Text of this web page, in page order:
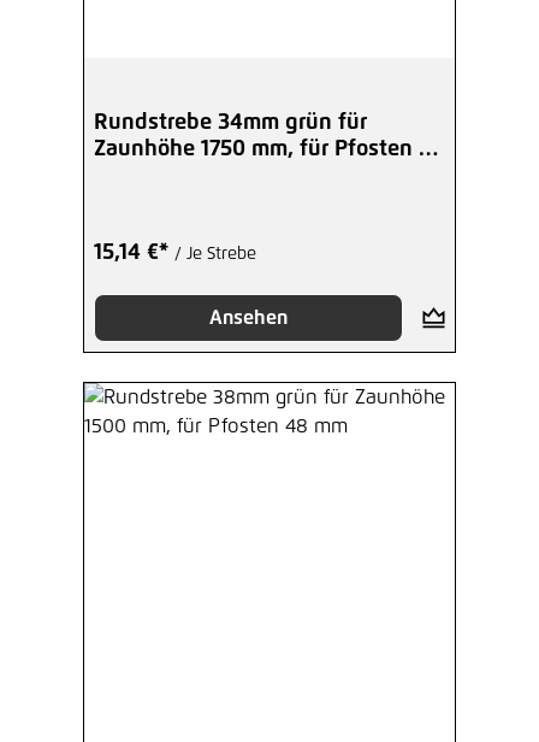
Rundstrebe 34mm grün für
Zaunhöhe 1750 mm, für Pfosten 42
15,14 €* / Je Strebe
Ansehen